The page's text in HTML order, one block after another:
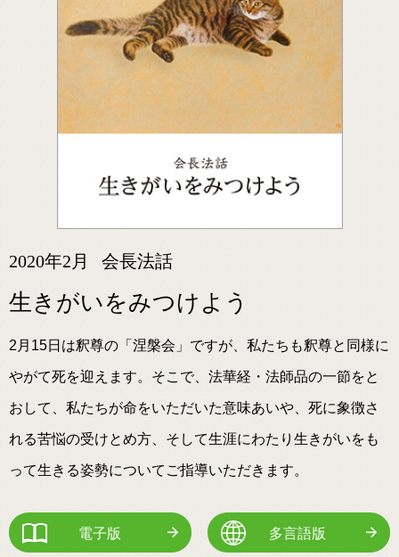
2020年2月 会長法話
生きがいをみつけよう
2月15日は釈尊の「涅槃会」ですが、私たちも釈尊と同様に
やがて死を迎えます。そこで、法華経・法師品の一節をと
おして、私たちが命をいただいた意味あいや、死に象徴さ
れる苦悩の受けとめ方、そして生涯にわたり生きがいをも
って生きる姿勢についてご指導いただきます。
電子版 多言語版